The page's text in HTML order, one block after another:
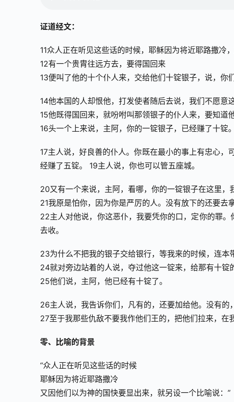
证道经文：
11众人正在听见这些话的时候，耶稣因为将近耶路撒冷
12有一个贵胄往远方去，要得国回来
13便叫了他的十个仆人来，交给他们十锭银子，说，你
14他本国的人却恨他，打发使者随后去说，我们不愿意
15他既得国回来，就吩咐叫那领银子的仆人来，要知道
16头一个上来说，主阿，你的一锭银子，已经赚了十锭。
17主人说，好良善的仆人。你既在最小的事上有忠心
经赚了五锭。 19主人说，你也可以管五座城。
20又有一个来说，主阿，看哪，你的一锭银子在这里，
21我原是怕你，因为你是严厉的人。没有放下的还要去
22主人对他说，你这恶仆，我要凭你的口，定你的罪
去收。
23为什么不把我的银子交给银行，等我来的时候，连本
24就对旁边站着的人说，夺过他这一锭来，给那有十锭
25他们说，主阿，他已经有十锭了。
26主人说，我告诉你们，凡有的，还要加给他。没有的
27至于我那些仇敌不要我作他们王的，把他们拉来，在
零、比喻的背景
“众人正在听见这些话的时候
耶稣因为将近耶路撒冷
又因他们以为神的国快要显出来，就另设一个比喻说：”